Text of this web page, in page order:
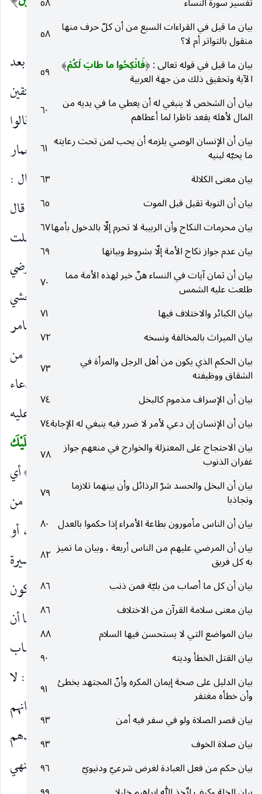
بيان ما قيل في القراءات السبع من أن كلّ حرف منها
منقول بالتواتر أم لا؟
٥٨
بيان ما قيل في قوله تعالى : (فَانْكِحُوا ما طابَ لَكُمْ)
الآية وتحقيق ذلك من جهة العربية
٥٩
بيان أن الشخص لا ينبغي له أن يعطي ما في يديه من
المال لأهله يقعد ناظرا لما أعطاهم
٦٠
بيان أن الإنسان الوصي يلزمه أن يحب لمن تحت رعايته
ما يحبّه لبنيه
٦١
بيان معنى الكلالة
٦٣
بيان أن التوبة تقبل قبل الموت
٦٥
بيان محرمات النكاح وأن الربيبة لا تحرم إلّا بالدخول بأمها٦٧
بيان عدم جواز نكاح الأمة إلّا بشروط وبيانها
٦٩
بيان أن ثمان آيات في النساء هنّ خير لهذه الأمة مما
طلعت عليه الشمس
٧٠
بيان الكبائر والاختلاف فيها
٧١
بيان الميراث بالمخالفة ونسخه
٧٢
بيان الحكم الذي يكون من أهل الرجل والمرأة في
الشقاق ووظيفته
٧٣
بيان أن الإسراف مذموم كالبخل
٧٤
بيان أن الإنسان إن دعي لأمر لا ضرر فيه ينبغي له الإجابة٧٤
بيان الاحتجاج على المعتزلة والخوارج في منعهم جواز
غفران الذنوب
٧٨
بيان أن البخل والحسد شرّ الرذائل وأن بينهما تلازما
وتجاذبا
٧٩
بيان أن الناس مأمورون بطاعة الأمراء إذا حكموا بالعدل ٨٠
بيان أن المرضي عليهم من الناس أربعة ، وبيان ما تميز
به كل فريق
٨٢
بيان أن كل ما أصاب من بليّة فمن ذنب
٨٦
بيان معنى سلامة القرآن من الاختلاف
٨٦
بيان المواضع التي لا يستحسن فيها السلام
٨٨
بيان القتل الخطأ وديته
٩٠
بيان الدليل على صحة إيمان المكره وأنّ المجتهد يخطئ
وأن خطأه مغتفر
٩١
بيان قصر الصلاة ولو في سفر فيه أمن
٩٣
بيان صلاة الخوف
٩٣
بيان حكم من فعل العبادة لغرض شرعيّ ودنيويّ
٩٦
(٥٢)
(وَلا تَطْرُدِ الَّذِينَ يَدْعُونَ رَبَّهُمْ بِالْغَداةِ وَالْعَشِيِ بعد
ما أمره بإنذار غير المتقين ليتقوا أمره بإكرام المتقين
وتقريبهم وأن لا يطردهم ترضية لقريش. روي أنهم قالوا
: لو طردت هؤلاء الأعبد يعنون فقراء المسلمين كعمار
وصهيب وخباب وسلمان. جلسنا إليك وحادثناك فقال :
«ما أنا بطارد المؤمنين» ، قالوا : فأقمهم عنا إذا جئناك قال
«نعم». وروي أن عمر رضي الله عنه قال له : لو فعلت
حتى ننظر إلى ماذا يصيرون فدعا بالصحيفة وبعلي رضي
الله تعالى عنه ليكتب فنزلت. والمراد بذكر الغداة والعشي
الدوام ، وقيل صلاتا الصبح والعصر. وقرأ ابن عامر
بالغدوة هنا وفي الكهف. (يُرِيدُونَ وَجْهَهُ
حال من
يدعون ، أي يدعون ربهم مخلصين فيه قيد الدعاء
بالإخلاص تنبيها على أنه ملاك الأمر. ورتب النهي عليه
إشعارا بأنه يقتضي إكرامهم وينافي إبعادهم. ما عَلَيْكَ
مِنْ حِسابِهِمْ مِنْ شَيْءٍ وَما مِنْ حِسابِكَ عَلَيْهِمْ مِنْ شَيْءٍ
)أي
ليس عليك حساب إيمانهم فلعل إيمانهم عند الله أعظم من
إيمان من تطردهم بسؤالهم طمعا في إيمانهم لو آمنوا ، أو
ليس عليك اعتبار بواطنهم وإخلاصهم لما اتسموا بسيرة
المتقين وإن كان لهم باطن غير مرضي كما ذكره المشركون
وطعنوا في دينهم فحسابهم عليهم لا يتعداهم إليك ، كما أن
حسابك عليك لا يتعداك إليهم. وقيل ما عليك من حساب
رزقهم أي من فقرهم. وقيل الضمير للمشركين والمعنى : لا
تؤاخذ بحسابهم ولا هم بحسابك حتى يهمك إيمانهم
بحيث تطرد المؤمنين طمعا فيه.
فتبعدهم
وهو جواب النفي(فَتَكُونَ مِنَ الظَّالِمِينَ
جواب النهي